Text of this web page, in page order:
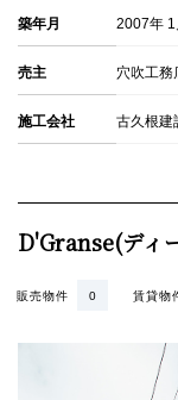
築年月 2007年 1
売主 穴吹工務
施工会社 古久根建
D'Granse(ディ
賃貸物
販売物件 0